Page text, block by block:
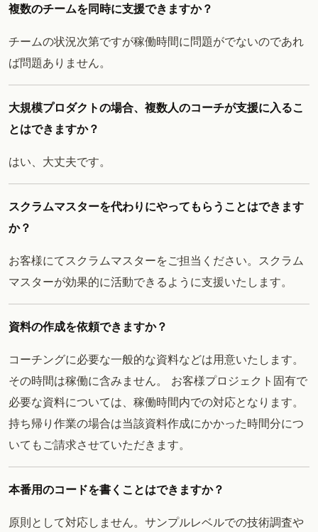
複数のチームを同時に支援できますか？
チームの状況次第ですが稼働時間に問題がでないのであれ
ば問題ありません。
大規模プロダクトの場合、複数人のコーチが支援に入るこ
とはできますか？
はい、大丈夫です。
スクラムマスターを代わりにやってもらうことはできます
か？
お客様にてスクラムマスターをご担当ください。スクラム
マスターが効果的に活動できるように支援いたします。
資料の作成を依頼できますか？
コーチングに必要な一般的な資料などは用意いたします。
その時間は稼働に含みません。 お客様プロジェクト固有で
必要な資料については、稼働時間内での対応となります。
持ち帰り作業の場合は当該資料作成にかかった時間分につ
いてもご請求させていただきます。
本番用のコードを書くことはできますか？
原則として対応しません。サンプルレベルでの技術調査や